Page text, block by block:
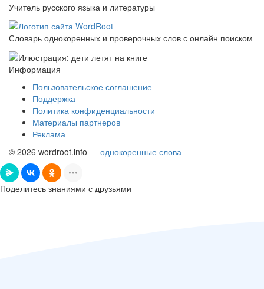
Учитель русского языка и литературы
Словарь однокоренных и проверочных слов с онлайн поиском
Информация
Пользовательское соглашение
Поддержка
Политика конфиденциальности
Материалы партнеров
Реклама
© 2026 wordroot.info — однокоренные слова
Поделитесь знаниями с друзьями